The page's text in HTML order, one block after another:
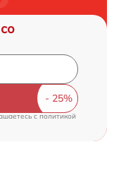
cполитикой